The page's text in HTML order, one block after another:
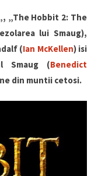
„The Hobbit 2: The
lui Smaug),
(Ian McKellen) isi
Smaug (Benedict
din muntii cetosi.